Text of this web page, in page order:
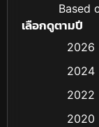
Based
เลือกดูตามปี
2026
2024
2022
2020